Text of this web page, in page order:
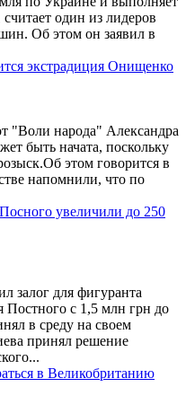
один из лидеров
Об этом он заявил в
экстрадиция Онищенко
"Воли народа" Александра
быть начата, поскольку
этом говорится в
напомнили, что по
увеличили до 250
залог для фигуранта
Постного с 1,5 млн грн до
в среду на своем
принял решение
в Великобританию